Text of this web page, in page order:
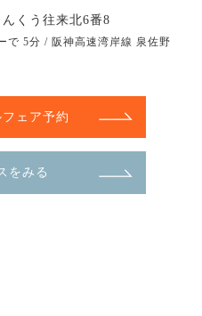
くう往来北6番8
で 5分 / 阪神高速湾岸線 泉佐野
ェア予約
をみる